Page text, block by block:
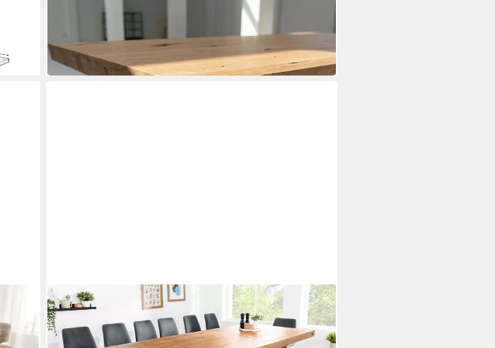
Esstisch Wildeiche massiv geölt / 60 mm Platte /
180/200/220 / AHUS
Mehrere Größen
ab 599,99 €
in 6-7 Werktagen bei dir